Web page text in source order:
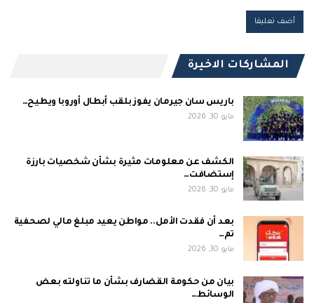
المشاركات الاخيرة
باريس سان جيرمان يفوز بلقب أبطال أوروبا ويطيح…
مايو 30, 2026
الكشف عن معلومات مثيرة بشأن شخصيات بارزة
إستضافت…
مايو 30, 2026
بعد أن فقدت الأمل.. مواطن يعيد مبلغ مالي لصحفية
تم…
مايو 30, 2026
بيان من حكومة القضارف بشأن ما تناولته بعض
الوسائط…